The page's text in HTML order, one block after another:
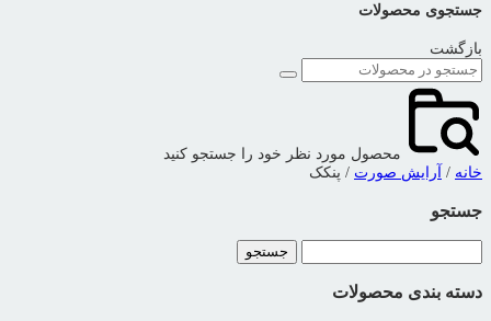
جستجوی محصولات
بازگشت
محصول مورد نظر خود را جستجو کنید
خانه / آرایش صورت / پنکک
جستجو
برای:
دسته بندی محصولات